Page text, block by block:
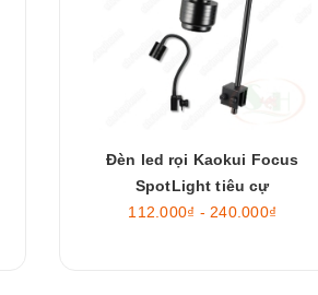
Đèn led rọi Kaokui Focus
SpotLight tiêu cự
112.000₫ - 240.000₫